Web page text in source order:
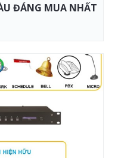
ĐÁNG MUA NHẤT